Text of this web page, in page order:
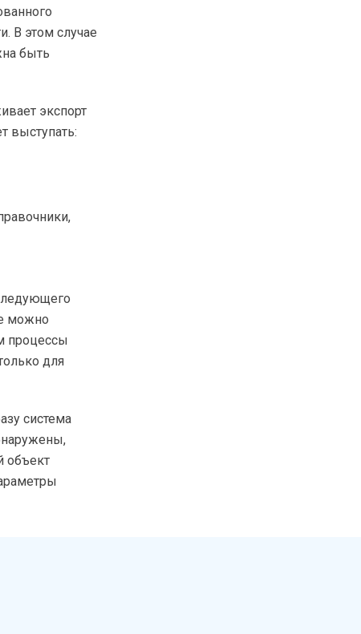
В этом случае
быть
экспорт
выступать:
можно
процессы
для
система
объект